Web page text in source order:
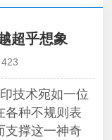
超乎想象
423
技术宛如一位
各种不规则表
支撑这一神奇